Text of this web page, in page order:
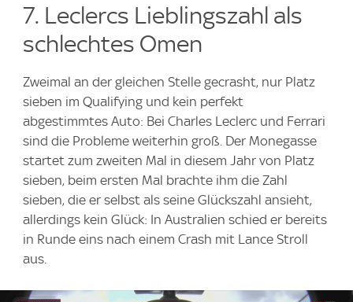
7. Leclercs Lieblingszahl als
schlechtes Omen
Zweimal an der gleichen Stelle gecrasht, nur Platz
sieben im Qualifying und kein perfekt
abgestimmtes Auto: Bei Charles Leclerc und Ferrari
sind die Probleme weiterhin groß. Der Monegasse
startet zum zweiten Mal in diesem Jahr von Platz
sieben, beim ersten Mal brachte ihm die Zahl
sieben, die er selbst als seine Glückszahl ansieht,
allerdings kein Glück: In Australien schied er bereits
in Runde eins nach einem Crash mit Lance Stroll
aus.